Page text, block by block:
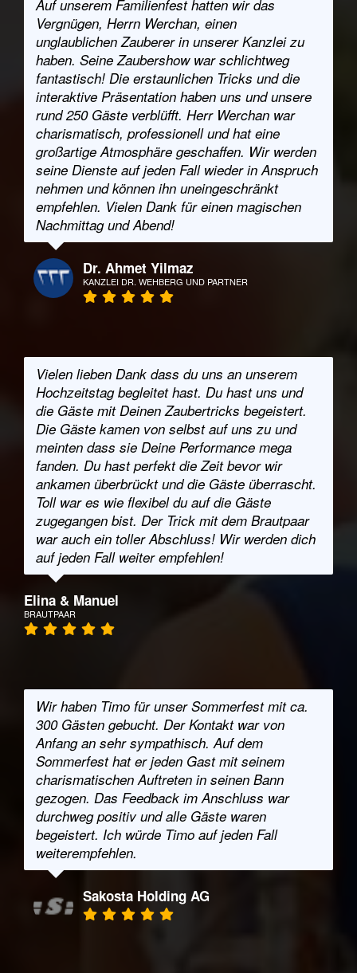
Auf unserem Familienfest hatten wir das
Vergnügen, Herrn Werchan, einen
unglaublichen Zauberer in unserer Kanzlei zu
haben. Seine Zaubershow war schlichtweg
fantastisch! Die erstaunlichen Tricks und die
interaktive Präsentation haben uns und unsere
rund 250 Gäste verblüfft. Herr Werchan war
charismatisch, professionell und hat eine
großartige Atmosphäre geschaffen. Wir werden
seine Dienste auf jeden Fall wieder in Anspruch
nehmen und können ihn uneingeschränkt
empfehlen. Vielen Dank für einen magischen
Nachmittag und Abend!
Dr. Ahmet Yilmaz
KANZLEI DR. WEHBERG UND PARTNER
Vielen lieben Dank dass du uns an unserem
Hochzeitstag begleitet hast. Du hast uns und
die Gäste mit Deinen Zaubertricks begeistert.
Die Gäste kamen von selbst auf uns zu und
meinten dass sie Deine Performance mega
fanden. Du hast perfekt die Zeit bevor wir
ankamen überbrückt und die Gäste überrascht.
Toll war es wie flexibel du auf die Gäste
zugegangen bist. Der Trick mit dem Brautpaar
war auch ein toller Abschluss! Wir werden dich
auf jeden Fall weiter empfehlen!
Elina & Manuel
BRAUTPAAR
Wir haben Timo für unser Sommerfest mit ca.
300 Gästen gebucht. Der Kontakt war von
Anfang an sehr sympathisch. Auf dem
Sommerfest hat er jeden Gast mit seinem
charismatischen Auftreten in seinen Bann
gezogen. Das Feedback im Anschluss war
durchweg positiv und alle Gäste waren
begeistert. Ich würde Timo auf jeden Fall
weiterempfehlen.
Sakosta Holding AG